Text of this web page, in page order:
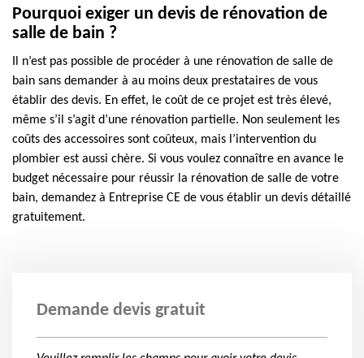
Pourquoi exiger un devis de rénovation de
salle de bain ?
Il n’est pas possible de procéder à une rénovation de salle de
bain sans demander à au moins deux prestataires de vous
établir des devis. En effet, le coût de ce projet est très élevé,
même s’il s’agit d’une rénovation partielle. Non seulement les
coûts des accessoires sont coûteux, mais l’intervention du
plombier est aussi chère. Si vous voulez connaître en avance le
budget nécessaire pour réussir la rénovation de salle de votre
bain, demandez à Entreprise CE de vous établir un devis détaillé
gratuitement.
Demande devis gratuit